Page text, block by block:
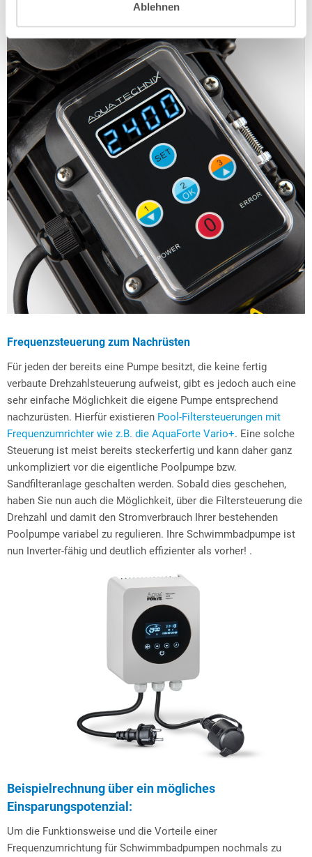
Ablehnen
Frequenzsteuerung zum Nachrüsten
Für jeden der bereits eine Pumpe besitzt, die keine fertig
verbaute Drehzahlsteuerung aufweist, gibt es jedoch auch eine
sehr einfache Möglichkeit die eigene Pumpe entsprechend
nachzurüsten. Hierfür existieren Pool-Filtersteuerungen mit
Frequenzumrichter wie z.B. die AquaForte Vario+. Eine solche
Steuerung ist meist bereits steckerfertig und kann daher ganz
unkompliziert vor die eigentliche Poolpumpe bzw.
Sandfilteranlage geschalten werden. Sobald dies geschehen,
haben Sie nun auch die Möglichkeit, über die Filtersteuerung die
Drehzahl und damit den Stromverbrauch Ihrer bestehenden
Poolpumpe variabel zu regulieren. Ihre Schwimmbadpumpe ist
nun Inverter-fähig und deutlich effizienter als vorher! .
Beispielrechnung über ein mögliches
Einsparungspotenzial:
Um die Funktionsweise und die Vorteile einer
Frequenzumrichtung für Schwimmbadpumpen nochmals zu